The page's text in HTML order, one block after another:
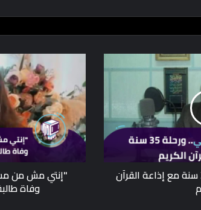
"إنتي مش من
وفاة
شحاتة العرابي.. ورحلة 35 سنة مع إذاعة القرآن